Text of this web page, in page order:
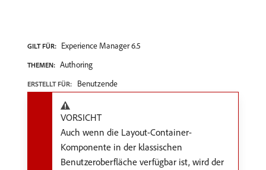
GILT FÜR: Experience Manager 6.5
THEMEN: Authoring
ERSTELLT FÜR: Benutzende
VORSICHT
Auch wenn die Layout-Container-
Komponente in der klassischen
Benutzeroberfläche verfügbar ist, wird der